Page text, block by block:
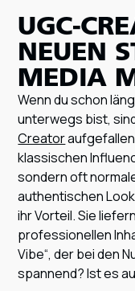
UGC-
NEUEN
MEDIA
Wenn du schon
unterwegs bist,
Creator
klassischen
sondern oft
authentischen
ihr Vorteil. Sie
professionellen
Vibe“, der bei den
spannend? Ist es